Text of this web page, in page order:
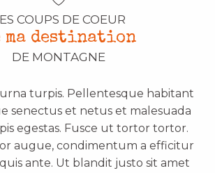
COUPS DE COEUR
ma destination
DE MONTAGNE
turpis. Pellentesque habitant
senectus et netus et malesuada
egestas. Fusce ut tortor tortor.
augue, condimentum a efficitur
ante. Ut blandit justo sit amet